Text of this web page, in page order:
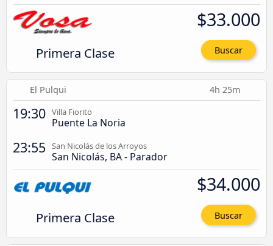
Primera Clase
$33.000
Buscar
El Pulqui 4h 25m
19:30 Villa Fiorito
Puente La Noria
23:55 San Nicolás de los Arroyos
San Nicolás, BA - Parador
Primera Clase
$34.000
Buscar